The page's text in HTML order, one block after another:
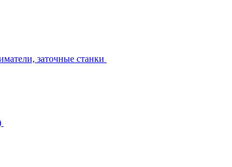
заточные станки